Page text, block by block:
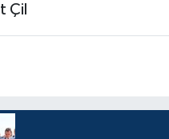
Çil